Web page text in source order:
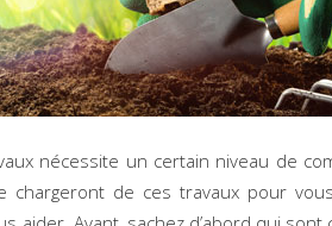
nécessite un certain niveau de
de ces travaux pour